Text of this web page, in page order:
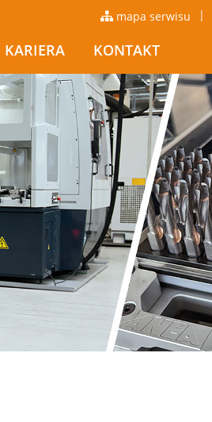
|
mapa serwisu
KARIERA KONTAKT